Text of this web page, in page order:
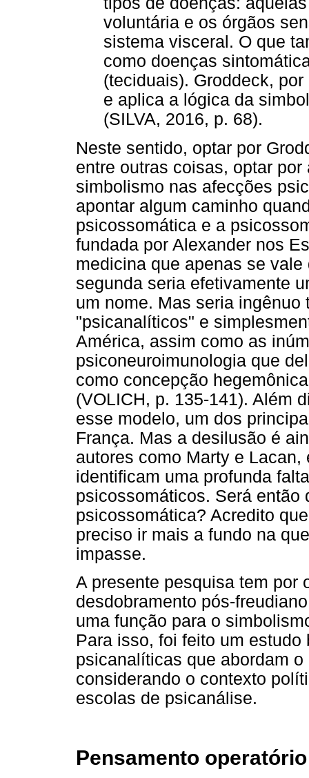
voluntária e os órgãos
sistema visceral. O que
como doenças
(teciduais). Groddeck,
e aplica a lógica da
(SILVA, 2016, p. 68).
Neste sentido, optar por
entre outras coisas, optar
simbolismo nas afecções
apontar algum caminho
psicossomática e a
fundada por Alexander nos
medicina que apenas se
segunda seria efetivamente
um nome. Mas seria ingênuo
"psicanalíticos" e
América, assim como as
psiconeuroimunologia que
como concepção
(VOLICH, p. 135-141). Além
esse modelo, um dos
França. Mas a desilusão é
autores como Marty e
identificam uma profunda
psicossomáticos. Será então
psicossomática? Acredito
preciso ir mais a fundo na
impasse.
A presente pesquisa tem por
desdobramento pós-
uma função para o
Para isso, foi feito um
psicanalíticas que abordam
considerando o contexto
escolas de psicanálise.
Pensamento